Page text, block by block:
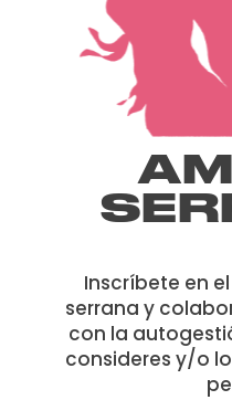
Inscríbete en
serrana y
con la
consideres y/o